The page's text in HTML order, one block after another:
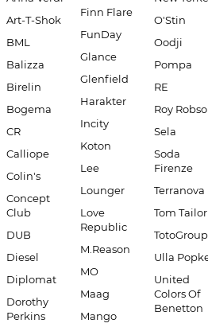
Art-T-Shok
BML
Balizza
Birelin
Bogema
CR
Calliope
Colin's
Concept
Club
DUB
Diesel
Diplomat
Dorothy
Perkins
Finn Flare
FunDay
Glance
Glenfield
Harakter
Incity
Koton
Lee
Lounger
Love
Republic
M.Reason
MO
Maag
Mango
O'Stin
Oodji
Pompa
RE
Roy
Sela
Soda
Firenze
Terranova
Tom Tailor
TotoGroup
Ulla
United
Colors Of
Benetton